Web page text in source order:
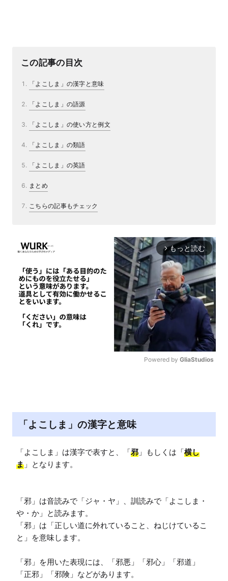
この記事の目次
「よこしま」の漢字と意味
「よこしま」の語源
「よこしま」の使い方と例文
「よこしま」の類語
「よこしま」の英語
まとめ
こちらの記事もチェック
arrow_forward_ios もっと読む
Powered by GliaStudios
「よこしま」の漢字と意味
「よこしま」は漢字で表すと、「邪 」もしくは「横し
ま 」となります。
「邪」は音読みで「ジャ・ヤ」、訓読みで「よこしま・
や・か」と読みます。
「邪」は「正しい道に外れていること、ねじけているこ
と」を意味します。
「邪」を用いた表現には、「邪悪」「邪心」「邪道」
「正邪」「邪険」などがあります。